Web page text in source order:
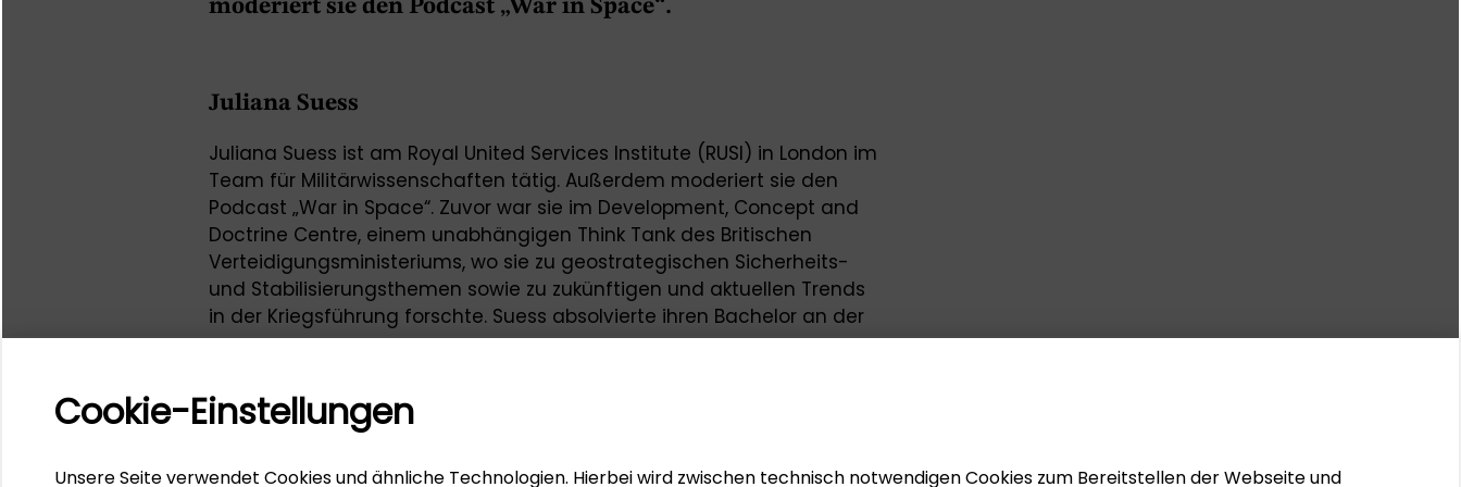
moderiert sie den Podcast „War in Space“.
Juliana Suess
Juliana Suess ist am Royal United Services Institute (RUSI) in London im
Team für Militärwissenschaften tätig. Außerdem moderiert sie den
Podcast „War in Space“. Zuvor war sie im Development, Concept and
Doctrine Centre, einem unabhängigen Think Tank des Britischen
Verteidigungsministeriums, wo sie zu geostrategischen Sicherheits-
und Stabilisierungsthemen sowie zu zukünftigen und aktuellen Trends
in der Kriegsführung forschte. Suess absolvierte ihren Bachelor an der
University of Reading in International Relations und studierte
Development im Master. Zu ihren Forschungsinteressen gehören
globale Weltraum-Governance, Nachhaltigkeit, Weltraumwaffen und
Cookie-Einstellungen
Unsere Seite verwendet Cookies und ähnliche Technologien. Hierbei wird zwischen technisch notwendigen Cookies zum Bereitstellen der Webseite und